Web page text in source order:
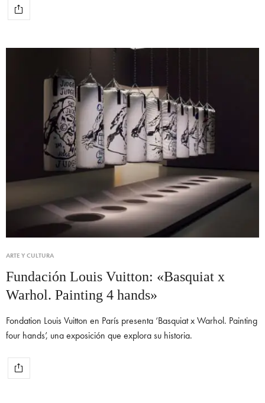
ARTE Y CULTURA
Fundación Louis Vuitton: «Basquiat x
Warhol. Painting 4 hands»
Fondation Louis Vuitton en París presenta ‘Basquiat x Warhol. Painting
four hands’, una exposición que explora su historia.